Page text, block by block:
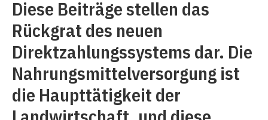
Diese Beiträge stellen das
Rückgrat des neuen
Direktzahlungssystems dar. Die
Nahrungsmittelversorgung ist
die Haupttätigkeit der